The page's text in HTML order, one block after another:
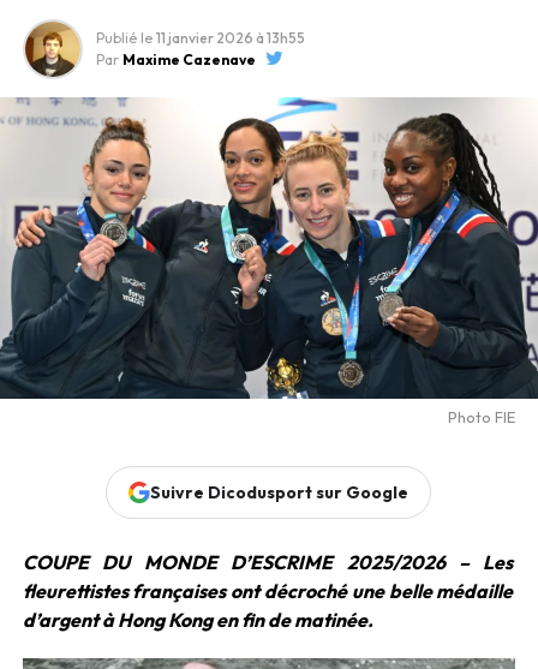
Publié le 11 janvier 2026 à 13h55
Par Maxime Cazenave
Photo FIE
Suivre Dicodusport sur Google
COUPE DU MONDE D’ESCRIME 2025/2026 – Les
fleurettistes françaises ont décroché une belle médaille
d’argent à Hong Kong en fin de matinée.